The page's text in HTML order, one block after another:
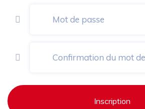
Inscription